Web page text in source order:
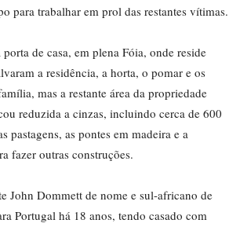
para trabalhar em prol das restantes vítimas.
de casa, em plena Fóia, onde reside
a residência, a horta, o pomar e os
mas a restante área da propriedade
reduzida a cinzas, incluindo cerca de 600
pastagens, as pontes em madeira e a
fazer outras construções.
John Dommett de nome e sul-africano de
Portugal há 18 anos, tendo casado com